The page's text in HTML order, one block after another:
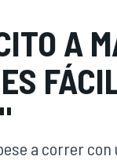
A
a correr